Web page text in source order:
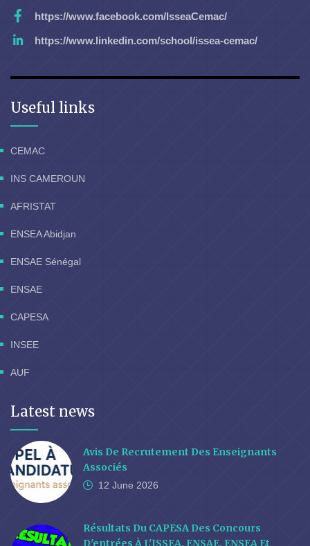
https://www.facebook.com/IsseaCemac/
https://www.linkedin.com/school/issea-cemac/
Useful links
CEMAC
INS CAMEROUN
AFRISTAT
ENSEA Abidjan
ENSAE Sénégal
ENSAE
CAPESA
INSEE
AUF
Latest news
Avis De Recrutement Des Enseignants
Associés
12 June 2026
Résultats Du CAPESA Des Concours
D'entrées À L'ISSEA, ENSAE, ENSEA Et